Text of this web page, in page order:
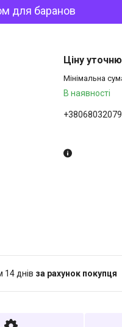
для баранов
Ціну
Мінімальна
В наявності
14 днів за рахунок покупця